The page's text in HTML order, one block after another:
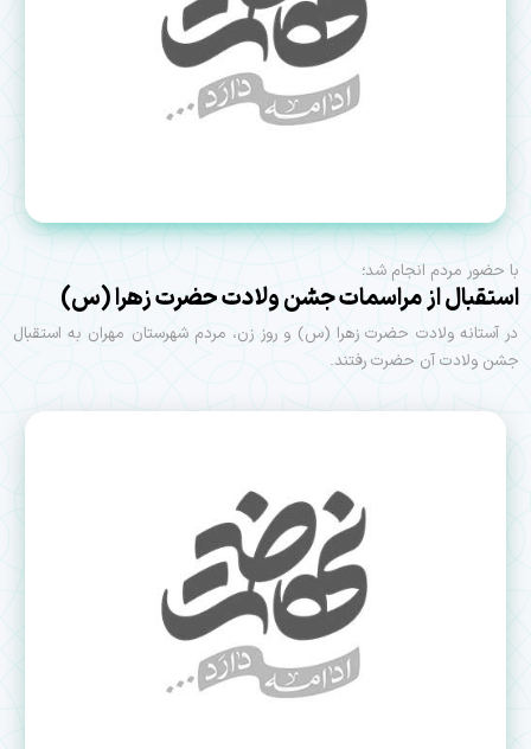
با حضور مردم انجام شد؛
استقبال از مراسمات جشن ولادت حضرت زهرا (س)
در آستانه ولادت حضرت زهرا (س) و روز زن، مردم شهرستان مهران به استقبال
جشن ولادت آن حضرت رفتند.